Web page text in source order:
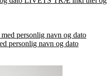
kr.
personlig navn og dato